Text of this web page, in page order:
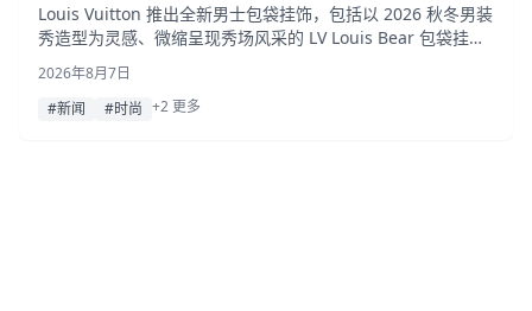
Louis Vuitton 推出全新男士包袋挂饰，包括以 2026 秋冬男装
秀造型为灵感、微缩呈现秀场风采的 LV Louis Bear 包袋挂
饰，以及灵感源自标志性手袋的 Mini Steamer 包袋挂饰。
2026年8月7日
#新闻
#时尚 +2 更多